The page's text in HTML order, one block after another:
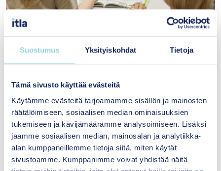
Suostumus Yksityiskohdat Tietoja
Tämä sivusto käyttää evästeitä
Käytämme evästeitä tarjoamamme sisällön ja mainosten
räätälöimiseen, sosiaalisen median ominaisuuksien
tukemiseen ja kävijämäärämme analysoimiseen. Lisäksi
jaamme sosiaalisen median, mainosalan ja analytiikka-
alan kumppaneillemme tietoja siitä, miten käytät
sivustoamme. Kumppanimme voivat yhdistää näitä
Käyttäytymisellään reagoivien lasten ja
nuorten tukeminen
varhaiskasvatuksessa ja
perusopetuksessa -kurssikokonaisuus
Miten tukea uhmakasta, levotonta tai
vetäytyvää lasta päiväkodissa ja